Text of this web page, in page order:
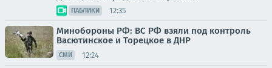
ПАБЛИКИ 12:35
Минобороны РФ: ВС РФ взяли под контроль
Васютинское и Торецкое в ДНР
СМИ 12:24